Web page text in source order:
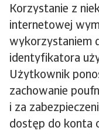
Korzystanie z
internetowej
wykorzystaniem
identyfikatora
Użytkownik
zachowanie
i za
dostęp do konta